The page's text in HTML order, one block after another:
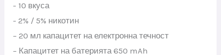
- 10 вкуса
- 2% / 5% никотин
– 20 мл капацитет на електронна течност
– Капацитет на батерията 650 mAh